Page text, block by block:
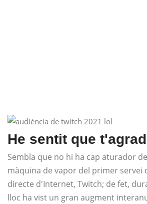
He sentit que
Sembla que no hi ha cap aturador
màquina de vapor del primer servei
directe d'Internet, Twitch; de fet,
lloc ha vist un gran augment